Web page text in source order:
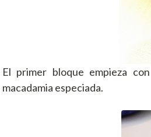
El primer bloque empieza
macadamia especiada.